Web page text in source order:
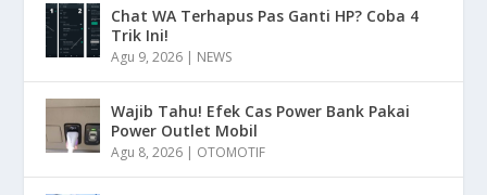
Chat WA Terhapus Pas Ganti HP? Coba 4
Trik Ini!
Agu 9, 2026 | NEWS
Wajib Tahu! Efek Cas Power Bank Pakai
Power Outlet Mobil
Agu 8, 2026 | OTOMOTIF